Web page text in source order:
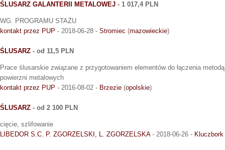
ŚLUSARZ GALANTERII METALOWEJ - 1 017,4 PLN
WG. PROGRAMU STAŻU
kontakt przez PUP - 2018-06-28 - Stromiec (mazowieckie)
ŚLUSARZ - od 11,5 PLN
Prace ślusarskie związane z przygotowaniem elementów do łączenia
powierzni metalowych
kontakt przez PUP - 2016-08-02 - Brzezie (opolskie)
ŚLUSARZ - od 2 100 PLN
cięcie, szlifowanie
LIBEDOR S.C. P. ZGORZELSKI, L. ZGORZELSKA- 2018-06-26 - Kluczbork